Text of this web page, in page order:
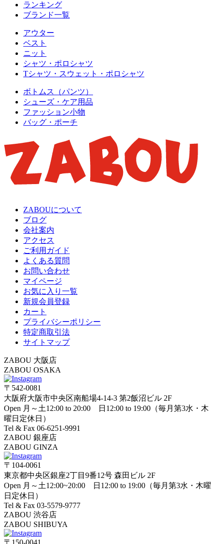
ランキング
ブランド一覧
アウター
ベスト
ニット
シャツ・ポロシャツ
Tシャツ・スウェット・ポロシャツ
ボトムス（パンツ）
シューズ・ケア用品
ファッション小物
バッグ・ポーチ
ZABOUについて
ブログ
会社案内
アクセス
ご利用ガイド
よくある質問
お問い合わせ
マイページ
お気に入り一覧
新規会員登録
カート
プライバシーポリシー
特定商取引法
サイトマップ
ZABOU 大阪店
ZABOU OSAKA
〒542-0081
大阪府大阪市中央区南船場4-14-3 第2飯沼ビル 2F
Open 月～土12:00 to 20:00 日12:00 to 19:00（毎月第3水・木
曜日定休日）
Tel & Fax 06-6251-9991
ZABOU 銀座店
ZABOU GINZA
〒104-0061
東京都中央区銀座2丁目9番12号 森田ビル 2F
Open 月～土12:00~20:00 日12:00 to 19:00（毎月第3水・木曜
日定休日）
Tel & Fax 03-5579-9777
ZABOU 渋谷店
ZABOU SHIBUYA